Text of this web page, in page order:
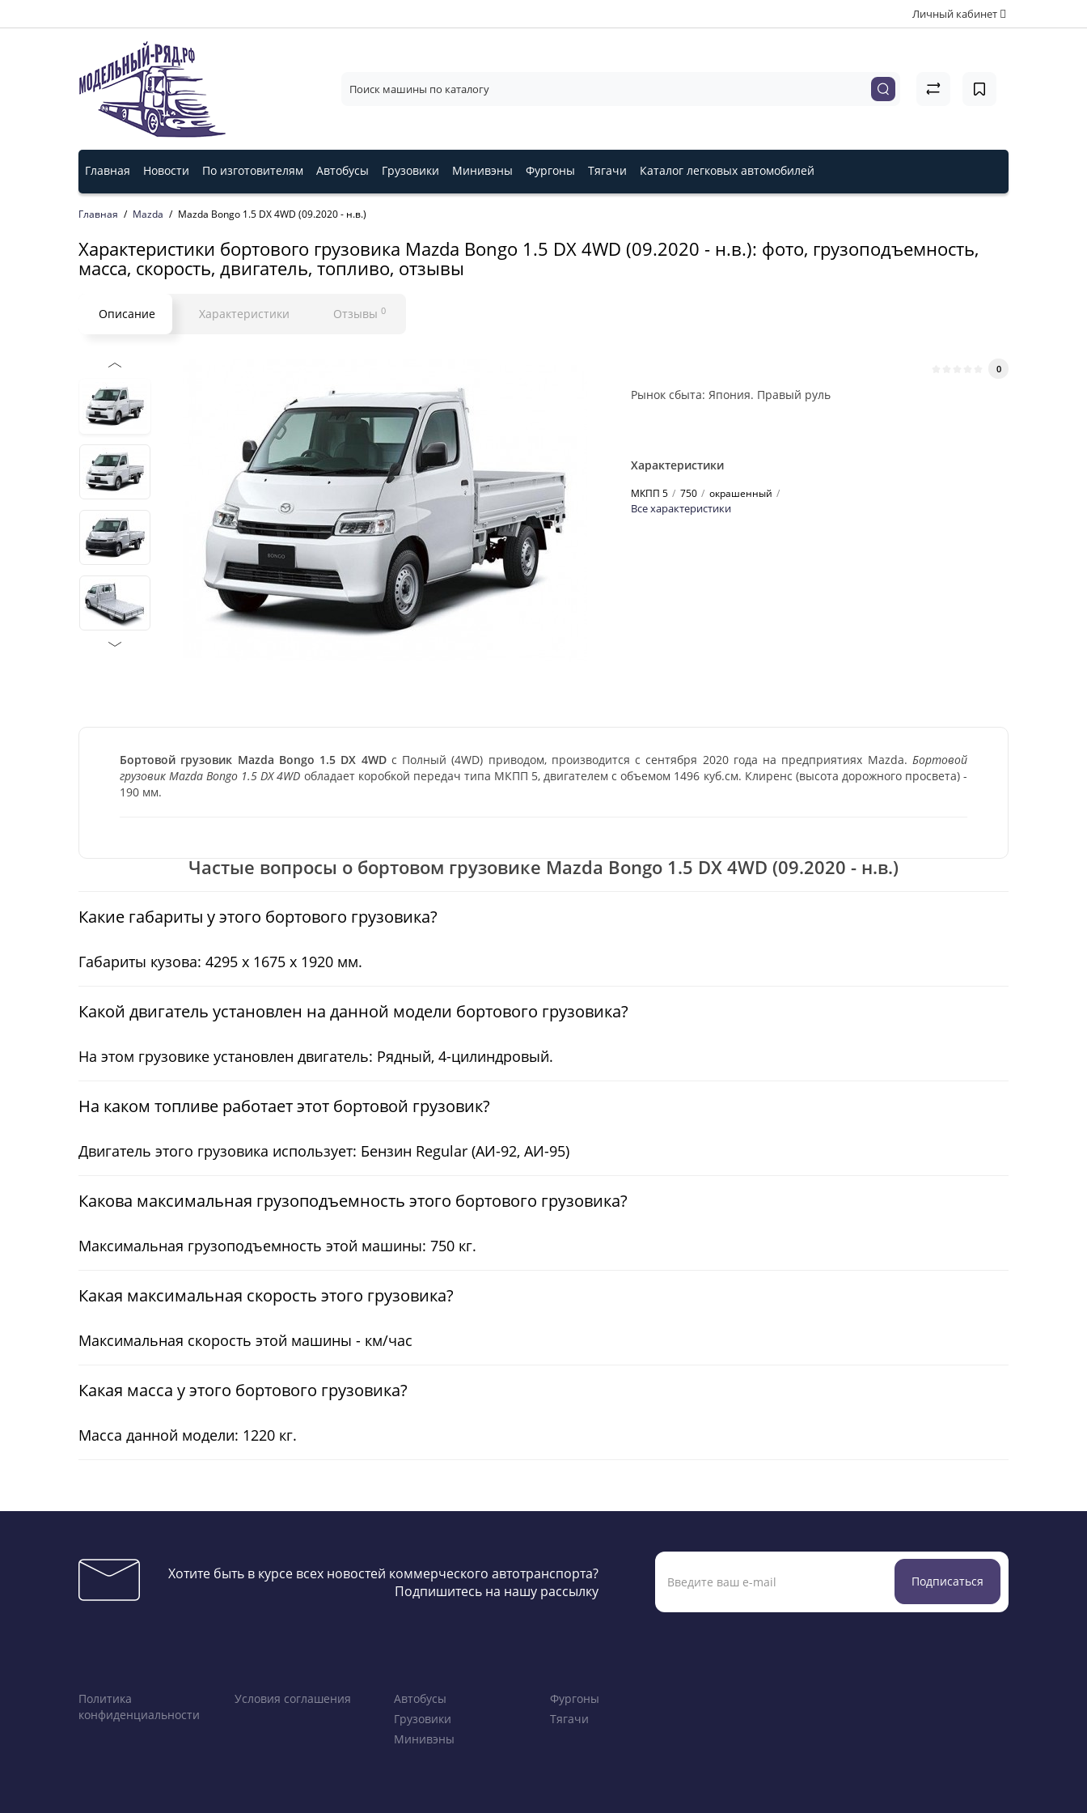
Личный кабинет
Главная Новости По изготовителям Автобусы Грузовики Минивэны Фургоны Тягачи Каталог легковых автомобилей
Главная Mazda Mazda Bongo 1.5 DX 4WD (09.2020 - н.в.)
Характеристики бортового грузовика Mazda Bongo 1.5 DX 4WD (09.2020 - н.в.): фото, грузоподъемность,
масса, скорость, двигатель, топливо, отзывы
Описание Характеристики Отзывы 0
0
Рынок сбыта: Япония. Правый руль
Характеристики
МКПП 5 750 окрашенный
Все характеристики
Бортовой грузовик Mazda Bongo 1.5 DX 4WDс Полный (4WD) приводом, производится с сентября 2020 года на предприятиях Mazda.Бортовой
грузовик Mazda Bongo 1.5 DX 4WD обладает коробкой передач типа МКПП 5, двигателем с объемом 1496 куб.см. Клиренс (высота дорожного просвета) -
190 мм.
Частые вопросы о бортовом грузовике Mazda Bongo 1.5 DX 4WD (09.2020 - н.в.)
Какие габариты у этого бортового грузовика?
Габариты кузова: 4295 x 1675 x 1920 мм.
Какой двигатель установлен на данной модели бортового грузовика?
На этом грузовике установлен двигатель: Рядный, 4-цилиндровый.
На каком топливе работает этот бортовой грузовик?
Двигатель этого грузовика использует: Бензин Regular (АИ-92, АИ-95)
Какова максимальная грузоподъемность этого бортового грузовика?
Максимальная грузоподъемность этой машины: 750 кг.
Какая максимальная скорость этого грузовика?
Максимальная скорость этой машины - км/час
Какая масса у этого бортового грузовика?
Масса данной модели: 1220 кг.
Хотите быть в курсе всех новостей коммерческого автотранспорта?
Подпишитесь на нашу рассылку
Подписаться
Политика
конфиденциальности
Условия соглашения
Автобусы
Грузовики
Минивэны
Фургоны
Тягачи